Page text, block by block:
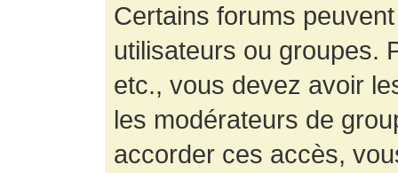
Certains forums
utilisateurs ou groupes.
etc., vous devez avoir
les modérateurs de
accorder ces accès,